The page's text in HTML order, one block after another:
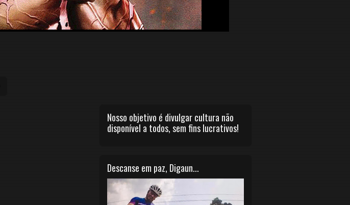
Nosso objetivo é divulgar cultura não
disponível a todos, sem fins lucrativos!
Descanse em paz, Digaun...